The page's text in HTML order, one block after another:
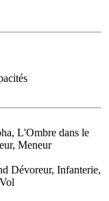
L'Ombre dans le
Meneur
Dévoreur, Infanterie,